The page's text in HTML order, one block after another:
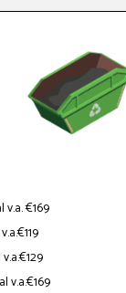
v.a. €169
v.a.€169